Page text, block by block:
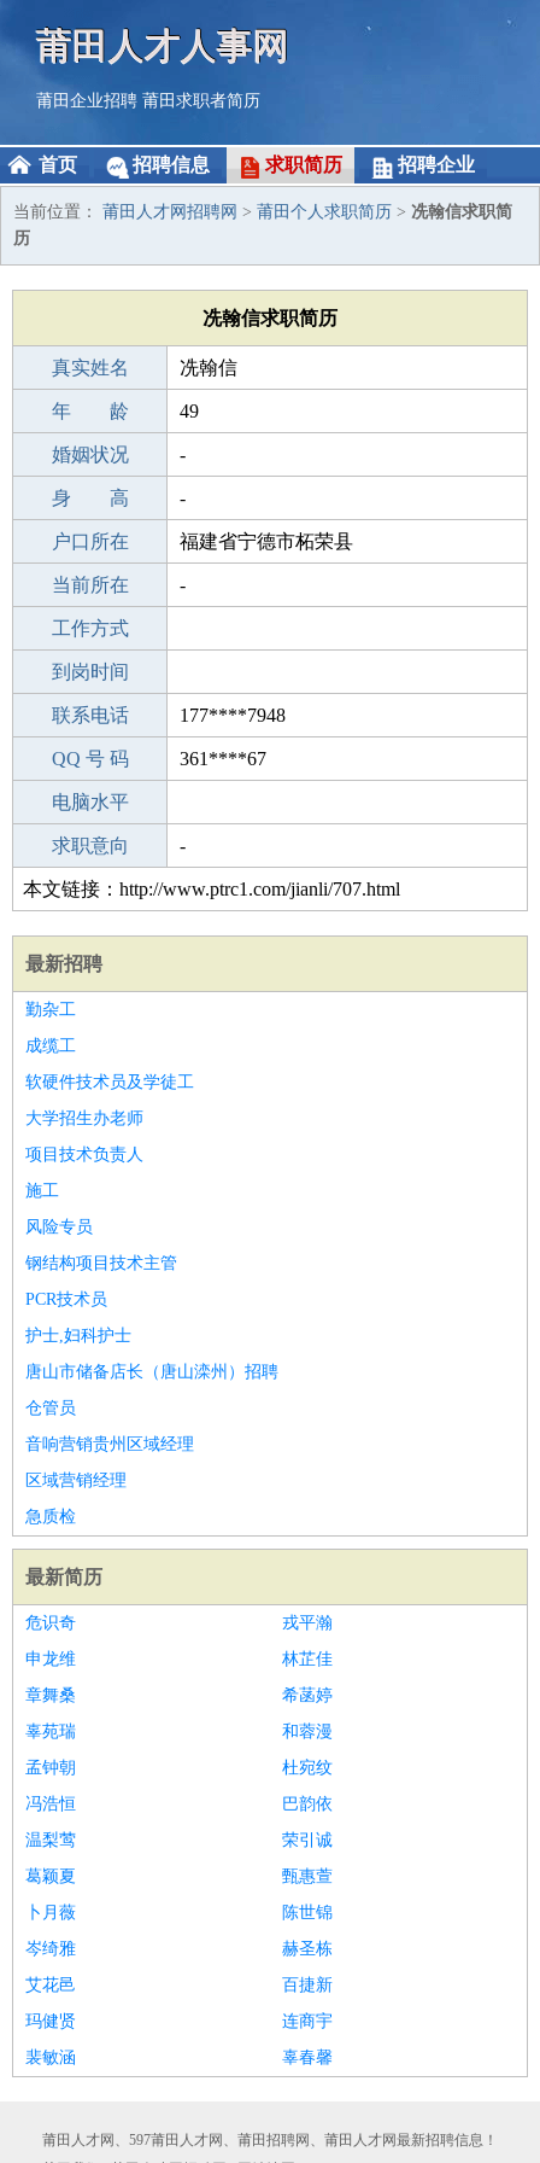
莆田人才人事网
莆田企业招聘 莆田求职者简历
首页 招聘信息 求职简历 招聘企业
当前位置： 莆田人才网招聘网 > 莆田个人求职简历 > 冼翰信求职简
历
冼翰信求职简历
真实姓名 冼翰信
性 别 男
年 龄 49
出生年月 1977-02-21
婚姻状况 -
学 历 中专
身 高 -
毕业学校 中专
户口所在 福建省宁德市柘荣县
所学专业 -
当前所在 -
工作经验
工作方式
驾 照
到岗时间
期望月薪
联系电话 177****7948
手机号码 177****7948
QQ 号 码 361****67
微信号码
电脑水平
外语水平
求职意向 -
本文链接：http://www.ptrc1.com/jianli/707.html
最新招聘
勤杂工
成缆工
软硬件技术员及学徒工
大学招生办老师
项目技术负责人
施工
风险专员
钢结构项目技术主管
PCR技术员
护士,妇科护士
唐山市储备店长（唐山滦州）招聘
仓管员
音响营销贵州区域经理
区域营销经理
急质检
最新简历
危识奇
戎平瀚
申龙维
林芷佳
章舞桑
希菡婷
辜苑瑞
和蓉漫
孟钟朝
杜宛纹
冯浩恒
巴韵依
温梨莺
荣引诚
葛颖夏
甄惠萱
卜月薇
陈世锦
岑绮雅
赫圣栋
艾花邑
百捷新
玛健贤
连商宇
裴敏涵
辜春馨
莆田人才网、597莆田人才网、莆田招聘网、莆田人才网最新招聘信息！